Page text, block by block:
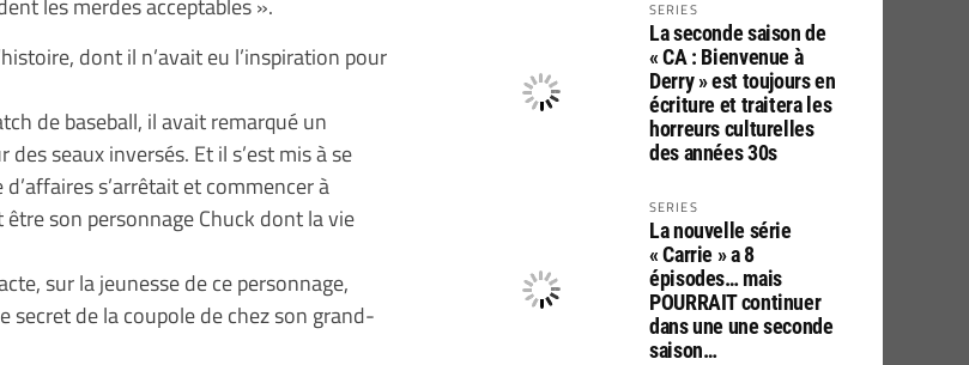
dont il n’avait eu l’inspiration pour
de baseball, il avait remarqué un
seaux inversés. Et il s’est mis à se
s’arrêtait et commencer à
son personnage Chuck dont la vie
sur la jeunesse de ce personnage,
de la coupole de chez son grand-
SERIES
La seconde saison de
« CA : Bienvenue à
Derry » est toujours en
écriture et traitera les
horreurs culturelles
des années 30s
SERIES
La nouvelle série
« Carrie » a 8
épisodes… mais
POURRAIT continuer
dans une une seconde
saison…